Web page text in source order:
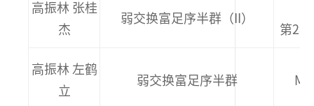
高振林 张桂
杰
弱交换富足序半群（II）
第28
高振林 左鹤
立
弱交换富足序半群